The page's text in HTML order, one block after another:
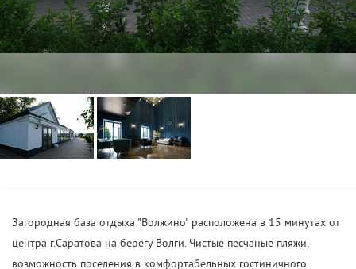
Загородная база отдыха "Волжино" расположена в 15 минутах от
центра г.Саратова на берегу Волги. Чистые песчаные пляжи,
возможность поселения в комфортабельных гостиничного